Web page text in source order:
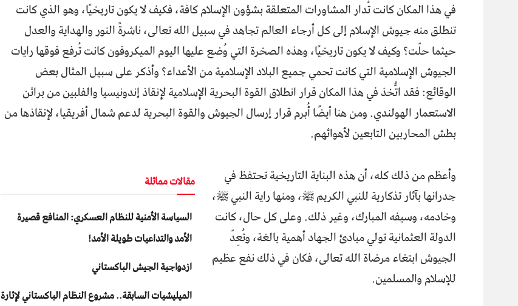
في هذا المكان كانت تُدار المشاورات المتعلقة بشؤون الإسلام كافة، فكيف لا يكون تاريخيًا، وهو الذي كانت
تنطلق منه جيوش الإسلام إلى كل أرجاء العالم تجاهد في سبيل الله تعالى، ناشرةً النور والهداية والعدل
حيثما حلّت؟ وكيف لا يكون تاريخيًا، وهذه الصخرة التي وُضع عليها اليوم الميكروفون كانت تُرفع فوقها رايات
الجيوش الإسلامية التي كانت تحمي جميع البلاد الإسلامية من الأعداء؟ وأذكر على سبيل المثال بعض
الوقائع: فقد اتُّخذ في هذا المكان قرار انطلاق القوة البحرية الإسلامية لإنقاذ إندونيسيا والفلبين من براثن
الاستعمار الهولندي. ومن هنا أيضًا أُبرم قرار إرسال الجيوش والقوة البحرية لدعم شمال أفريقيا، لإنقاذها من
بطش المحاربين التابعين لأهوائهم.
مقالات مماثلة
السياسة الأمنية للنظام العسكري: المنافع قصيرة
الأمد والتداعيات طويلة الأمد!
ازدواجية الجيش الباكستاني
المیلیشیات السابقة.. مشروع النظام الباكستاني لإثارة
وأعظم من ذلك كله، أن هذه البناية التاريخية تحتفظ في
جدرانها بآثار تذكارية للنبي الكريم ﷺ، ومنها راية النبي ﷺ،
وخادمه، وسيفه المبارك، وغير ذلك. وعلى كل حال، كانت
الدولة العثمانية تولي مبادئ الجهاد أهمية بالغة، وتُعِدّ
الجيوش ابتغاء مرضاة الله تعالى، فكان في ذلك نفع عظيم
للإسلام والمسلمين.